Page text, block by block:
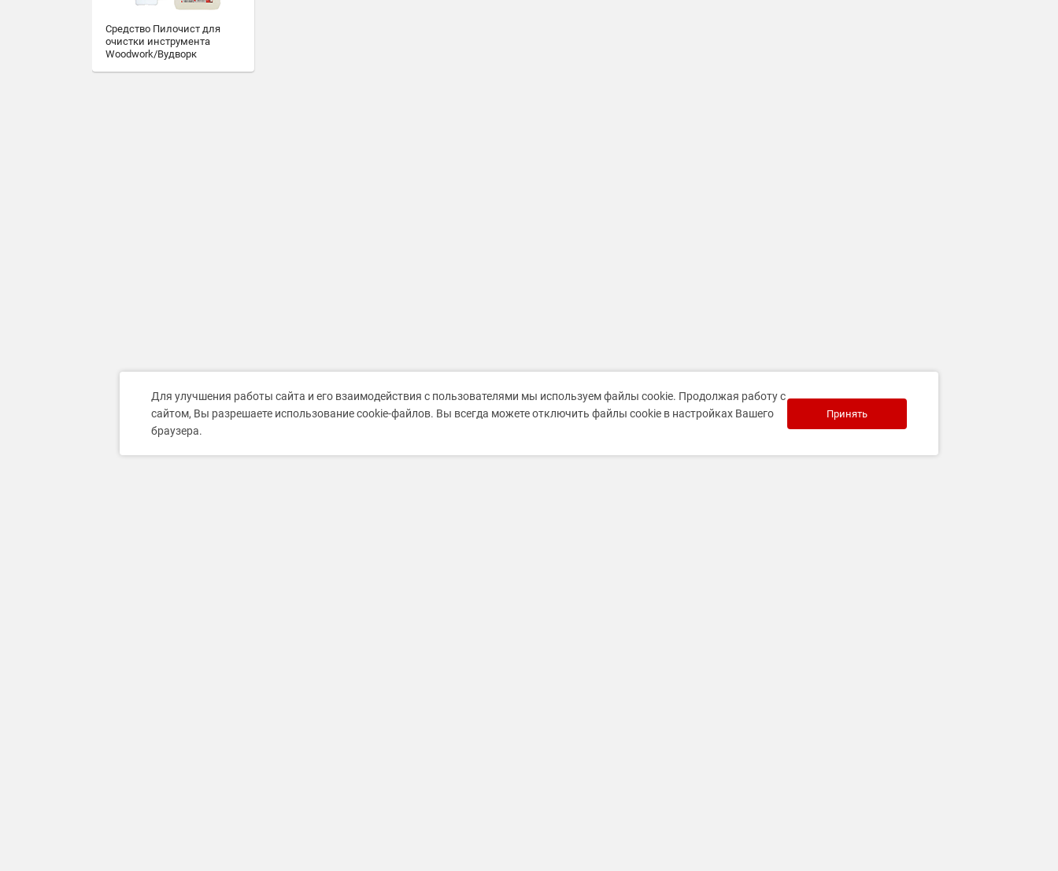
Средство Пилочист для
очистки инструмента
Woodwork/Вудворк
Для улучшения работы сайта и его взаимодействия с пользователями мы используем файлы cookie. Продолжая работу с
сайтом, Вы разрешаете использование cookie-файлов. Вы всегда можете отключить файлы cookie в настройках Вашего
браузера.
Принять